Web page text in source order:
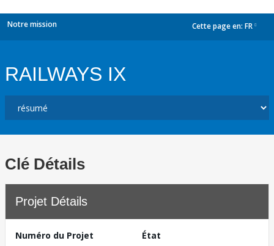
Notre mission Cette page en: FR
RAILWAYS IX
Clé Détails
Projet Détails
Numéro du Projet
État